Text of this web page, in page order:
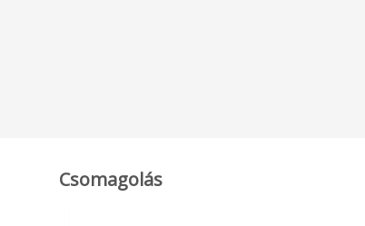
Csomagolás